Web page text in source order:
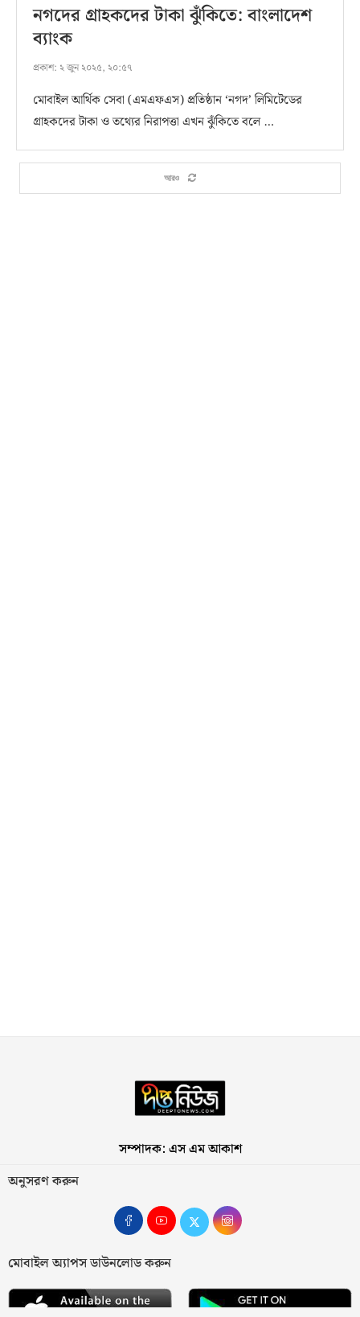
নগদের গ্রাহকদের টাকা ঝুঁকিতে: বাংলাদেশ
ব্যাংক
প্রকাশ: ২ জুন ২০২৫, ২০:৫৭
মোবাইল আর্থিক সেবা (এমএফএস) প্রতিষ্ঠান ‘নগদ’ লিমিটেডের
গ্রাহকদের টাকা ও তথ্যের নিরাপত্তা এখন ঝুঁকিতে বলে …
আরও
সম্পাদক: এস এম আকাশ
অনুসরণ করুন
মোবাইল অ্যাপস ডাউনলোড করুন